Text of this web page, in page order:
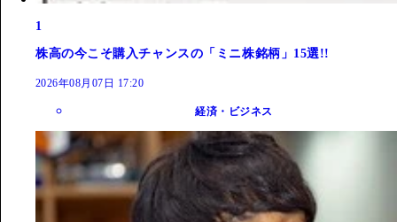
1
株高の今こそ購入チャンスの「ミニ株銘柄」15選!!
2026年08月07日 17:20
経済・ビジネス